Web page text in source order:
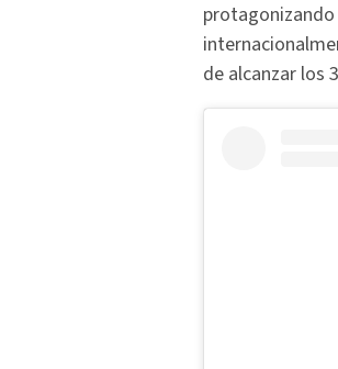
de alcanzar los